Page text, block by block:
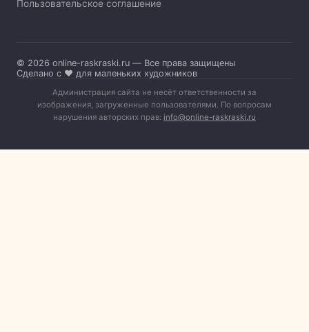
Пользовательское соглашение
© 2026 online-raskraski.ru — Все права защищены
Сделано с ❤️ для маленьких художников
Администрация сайта не несёт ответственности за
изображения, загруженные пользователями. По вопросам
нарушения авторских прав: info@online-raskraski.ru